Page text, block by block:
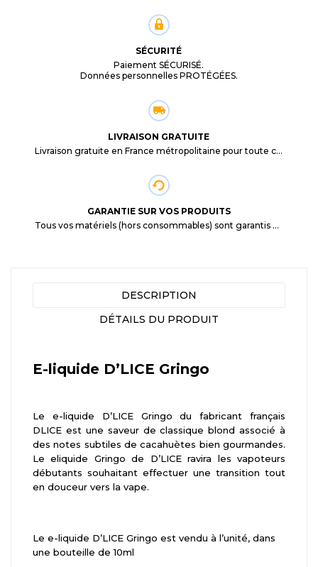
SÉCURITÉ
Paiement SÉCURISÉ.
Données personnelles PROTÉGÉES.
LIVRAISON GRATUITE
Livraison gratuite en France métropolitaine pour toute commande supérieure à 29,90€.
GARANTIE SUR VOS PRODUITS
Tous vos matériels (hors consommables) sont garantis 3 mois à partir de la date d'achat
DESCRIPTION
DÉTAILS DU PRODUIT
E-liquide D’LICE Gringo
Le e-liquide D’LICE Gringo du fabricant français
DLICE est une saveur de classique blond associé à
des notes subtiles de cacahuètes bien gourmandes.
Le eliquide Gringo de D’LICE ravira les vapoteurs
débutants souhaitant effectuer une transition tout
en douceur vers la vape.
Le e-liquide D’LICE Gringo est vendu à l’unité, dans
une bouteille de 10ml